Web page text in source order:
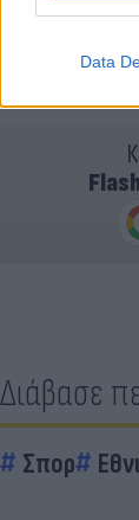
Data
Διάβασε
Σπορ